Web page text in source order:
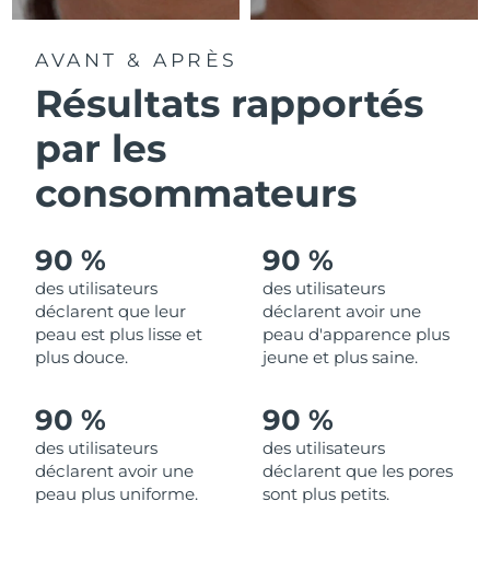
AVANT & APRÈS
Résultats rapportés
par les
consommateurs
90 %
des utilisateurs
déclarent que leur
peau est plus lisse et
plus douce.
90 %
des utilisateurs
déclarent avoir une
peau d'apparence plus
jeune et plus saine.
90 %
des utilisateurs
déclarent avoir une
peau plus uniforme.
90 %
des utilisateurs
déclarent que les pores
sont plus petits.
R.A.S. chinoise de
Macao
Malaisie Livraison estimée 8/13/26
Malte
Monaco Livraison estimée
Pays-Bas Livraison estimée8/10/26
Norvège Livraison estimée
Oman Livraison estimée 8/13/26